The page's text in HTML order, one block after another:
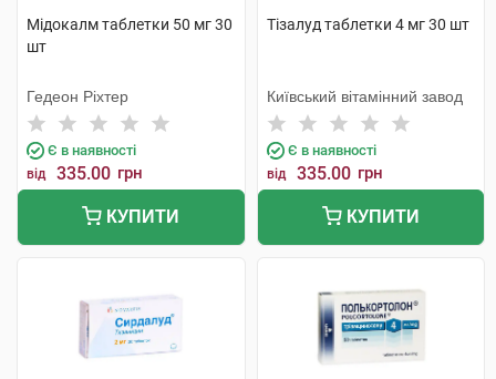
Мідокалм таблетки 50 мг 30
шт
Гедеон Ріхтер
Є в наявності
від 335.00 грн
КУПИТИ
Тізалуд таблетки 4 мг 30 шт
Київський вітамінний завод
Є в наявності
від 335.00 грн
КУПИТИ